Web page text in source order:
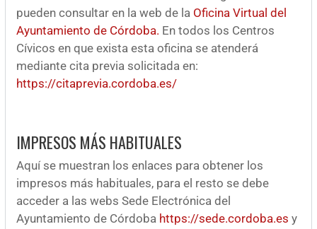
pueden consultar en la web de la Oficina Virtual del
Ayuntamiento de Córdoba. En todos los Centros
Cívicos en que exista esta oficina se atenderá
mediante cita previa solicitada en:
https://citaprevia.cordoba.es/
IMPRESOS MÁS HABITUALES
Aquí se muestran los enlaces para obtener los
impresos más habituales, para el resto se debe
acceder a las webs Sede Electrónica del
Ayuntamiento de Córdoba https://sede.cordoba.es y